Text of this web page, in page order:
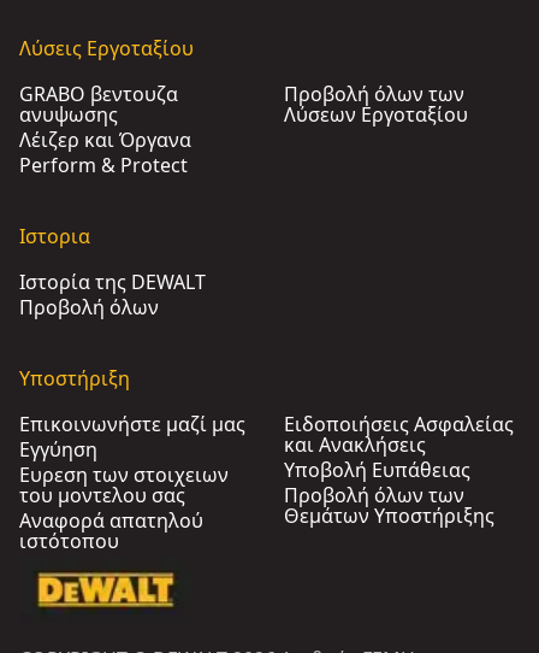
Λύσεις Εργοταξίου
GRABO βεντουζα
ανυψωσης
Λέιζερ και Όργανα
Perform & Protect
Προβολή όλων των
Λύσεων Εργοταξίου
Ιστορια
Ιστορία της DEWALT
Προβολή όλων
Υποστήριξη
Επικοινωνήστε μαζί μας
Εγγύηση
Ευρεση των στοιχειων
του μοντελου σας
Αναφορά απατηλού
ιστότοπου
Ειδοποιήσεις Ασφαλείας
και Ανακλήσεις
Υποβολή Ευπάθειας
Προβολή όλων των
Θεμάτων Υποστήριξης